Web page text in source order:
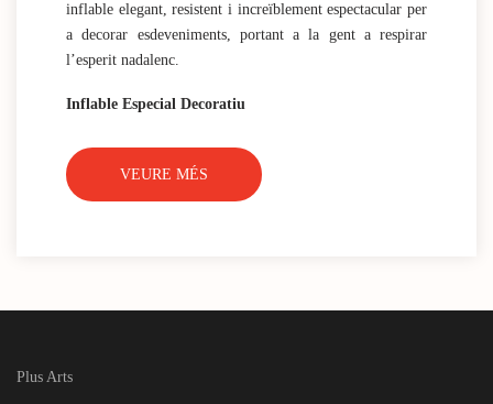
inflable elegant, resistent i increïblement espectacular per
a decorar esdeveniments, portant a la gent a respirar
l’esperit nadalenc.
Inflable Especial Decoratiu
VEURE MÉS
Plus Arts